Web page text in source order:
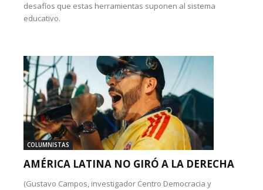
desafíos que estas herramientas suponen al sistema
educativo.
COLUMNISTAS
AMÉRICA LATINA NO GIRÓ A LA DERECHA
(Gustavo Campos, investigador Centro Democracia y